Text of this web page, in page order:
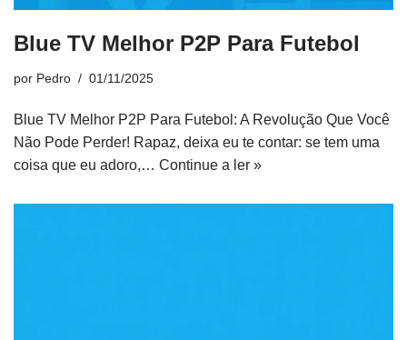
Blue TV Melhor P2P Para Futebol
por Pedro 01/11/2025
Blue TV Melhor P2P Para Futebol: A Revolução Que Você
Não Pode Perder! Rapaz, deixa eu te contar: se tem uma
coisa que eu adoro,… Continue a ler »